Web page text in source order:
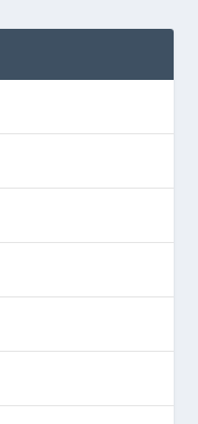
:
.
8
,
0
R
0
0
S
.